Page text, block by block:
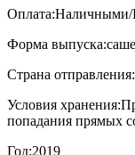
Оплата:Наличными/
Форма выпуска:саше
Страна отправления:
Условия хранения:
попадания прямых
Год:2019